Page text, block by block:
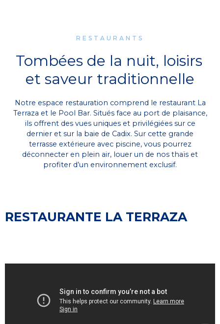
RESTAURANTS
Tombées de la nuit, loisirs
et saveur traditionnelle
Notre espace restauration comprend le restaurant La
Terraza et le Pool Bar. Situés face au port de plaisance,
ils offrent des vues uniques et privilégiées sur ce
dernier et sur la baie de Cadix. Sur cette grande
terrasse extérieure avec piscine, vous pourrez
déconnecter en plein air, louer un de nos thaïs et
profiter d’un environnement exclusif.
RESTAURANTE LA TERRAZA